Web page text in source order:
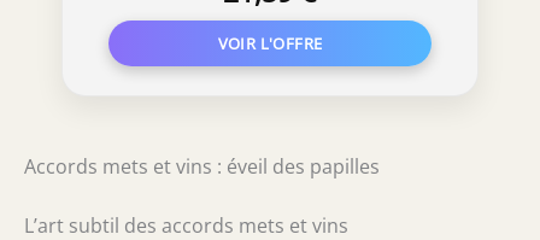
Crème LCB532WD01
Accords mets et vins : éveil des papilles
L’art subtil des accords mets et vins